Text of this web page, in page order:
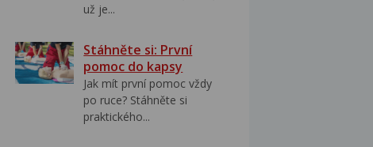
už je...
Stáhněte si: První
pomoc do kapsy
Jak mít první pomoc vždy
po ruce? Stáhněte si
praktického...